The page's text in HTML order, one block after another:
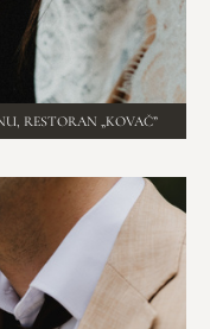
RESTORAN „KOVAČ”